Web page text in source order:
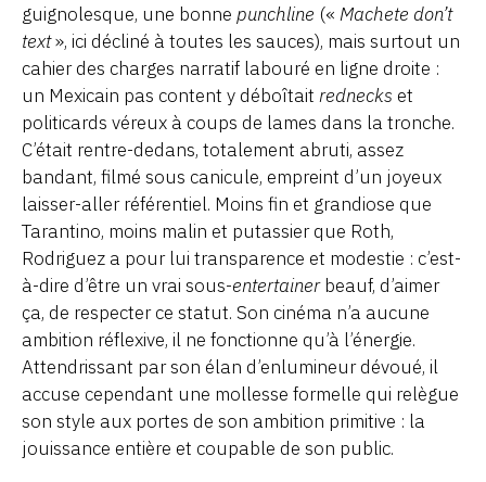
guignolesque, une bonne punchline (« Machete don’t
text», ici décliné à toutes les sauces), mais surtout un
cahier des charges narratif labouré en ligne droite :
un Mexicain pas content y déboîtait rednecks et
politicards véreux à coups de lames dans la tronche.
C’était rentre-dedans, totalement abruti, assez
bandant, filmé sous canicule, empreint d’un joyeux
laisser-aller référentiel. Moins fin et grandiose que
Tarantino, moins malin et putassier que Roth,
Rodriguez a pour lui transparence et modestie : c’est-
à-dire d’être un vrai sous-entertainerbeauf, d’aimer
ça, de respecter ce statut. Son cinéma n’a aucune
ambition réflexive, il ne fonctionne qu’à l’énergie.
Attendrissant par son élan d’enlumineur dévoué, il
accuse cependant une mollesse formelle qui relègue
son style aux portes de son ambition primitive : la
jouissance entière et coupable de son public.